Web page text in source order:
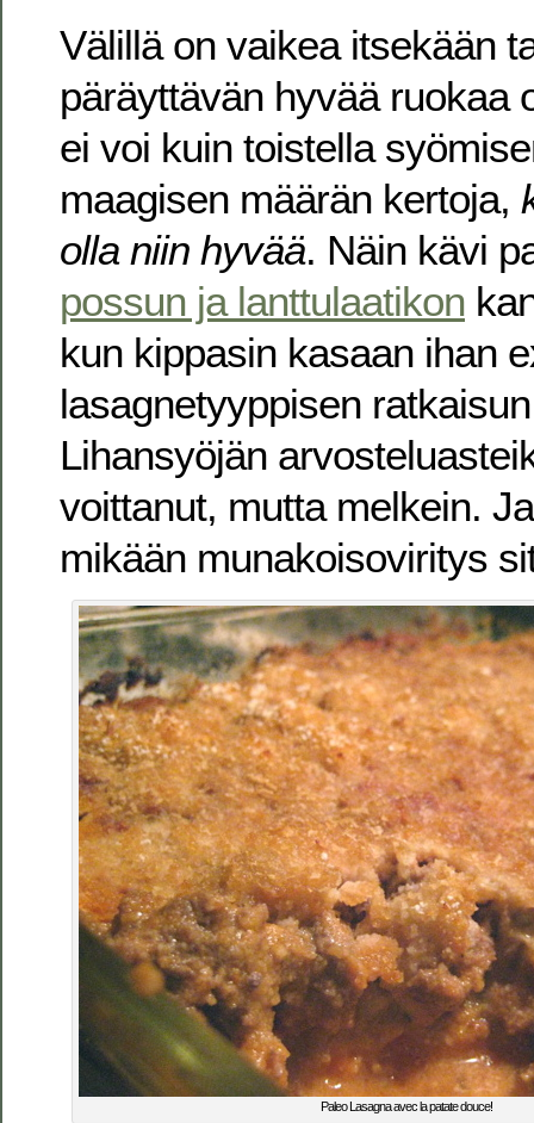
Välillä on vaikea itsekään
päräyttävän hyvää ruokaa
ei voi kuin toistella
maagisen määrän kertoja,
olla niin hyvää. Näin kävi
possun ja lanttulaatikon
kun kippasin kasaan ihan
lasagnetyyppisen
Lihansyöjän
voittanut, mutta melkein.
mikään munakoisoviritys
Paleo Lasagna avec la patate douce!